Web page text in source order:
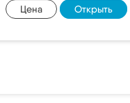
Цена Открыть